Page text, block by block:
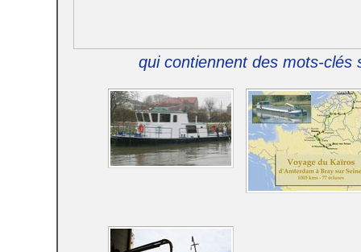
qui contiennent des mots-clés